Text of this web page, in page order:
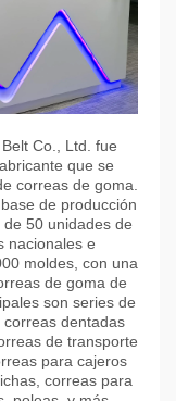
Co., Ltd. fue
que se
correas de goma.
de producción
50 unidades de
nacionales e
moldes, con una
de goma de
son series de
dentadas
de transporte
para cajeros
correas para